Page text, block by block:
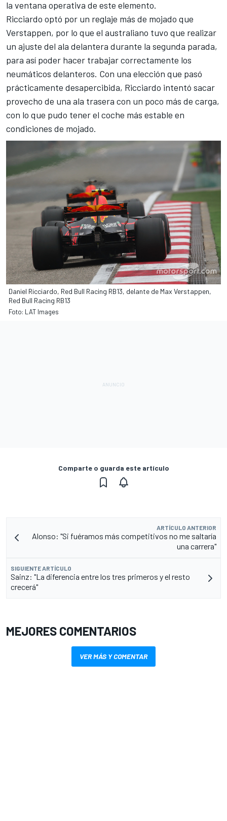
la ventana operativa de este elemento.
Ricciardo optó por un reglaje más de mojado que
Verstappen, por lo que el australiano tuvo que realizar
un ajuste del ala delantera durante la segunda parada,
para así poder hacer trabajar correctamente los
neumáticos delanteros. Con una elección que pasó
prácticamente desapercibida, Ricciardo intentó sacar
provecho de una ala trasera con un poco más de carga,
con lo que pudo tener el coche más estable en
condiciones de mojado.
Daniel Ricciardo, Red Bull Racing RB13, delante de Max Verstappen,
Red Bull Racing RB13
Foto: LAT Images
Comparte o guarda este artículo
ARTÍCULO ANTERIOR
Alonso: "Si fuéramos más competitivos no me saltaría
una carrera"
SIGUIENTE ARTÍCULO
Sainz: "La diferencia entre los tres primeros y el resto
crecerá"
MEJORES COMENTARIOS
VER MÁS Y COMENTAR